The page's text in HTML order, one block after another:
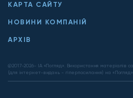
КАРТА САЙТУ
НОВИНИ КОМПАНІЙ
АРХІВ
@2017-2026- ІА «Погляд». Використання матеріалів
(для інтернет-видань - гіперпосилання) на «Погляд».